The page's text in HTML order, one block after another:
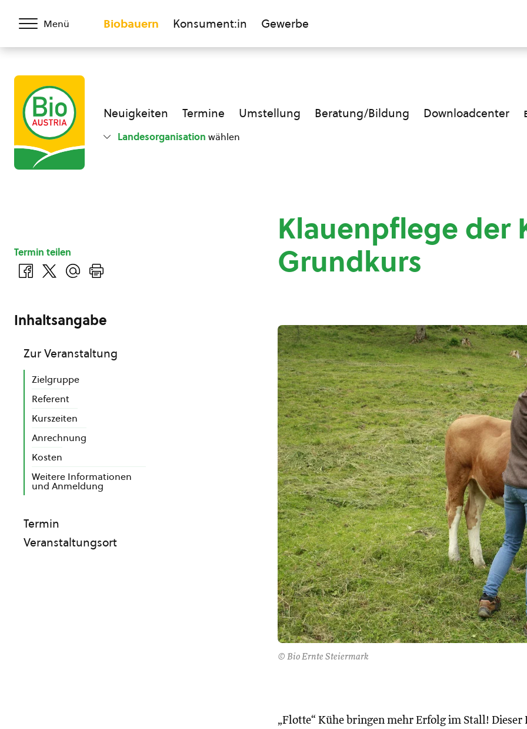
Menü Biobauern Konsument:in Gewerbe
Neuigkeiten Termine Umstellung Beratung/Bildung Downloadcenter
Landesorganisation wählen
Klauenpflege der
Grundkurs
© Bio Ernte Steiermark
„Flotte“ Kühe bringen mehr Erfolg im Stall!
Termin teilen
Inhaltsangabe
Zur Veranstaltung
Zielgruppe
Referent
Kurszeiten
Anrechnung
Kosten
Weitere Informationen
und Anmeldung
Termin
Veranstaltungsort